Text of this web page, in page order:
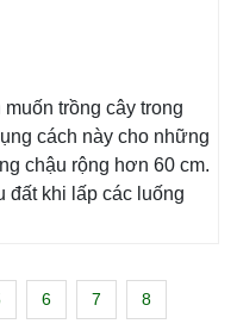
trồng cây trong
cách này cho những
chậu rộng hơn 60 cm.
đất khi lấp các luống
6 7 8